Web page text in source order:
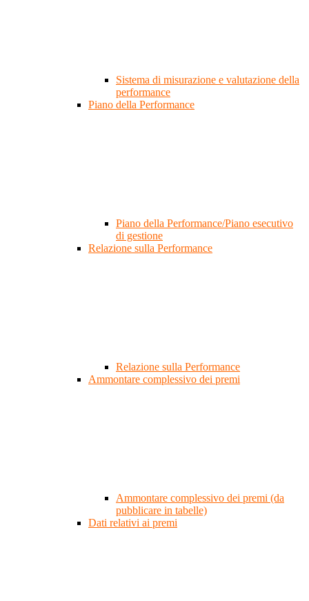
Sistema di misurazione e valutazione della
performance
Piano della Performance
Piano della Performance/Piano esecutivo
di gestione
Relazione sulla Performance
Relazione sulla Performance
Ammontare complessivo dei premi
Ammontare complessivo dei premi (da
pubblicare in tabelle)
Dati relativi ai premi